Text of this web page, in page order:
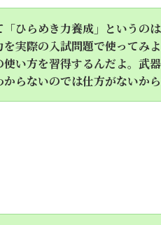
「ひらめき力養成」というの
を実際の入試問題で使ってみ
使い方を習得するんだよ。武
らないのでは仕方がないから